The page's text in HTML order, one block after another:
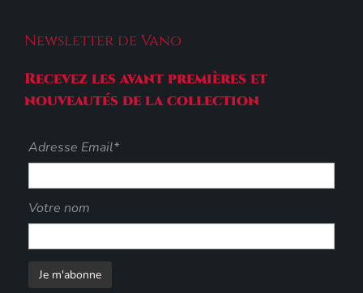
Newsletter de Vano
Recevez les avant premières et
nouveautés de la collection
Adresse Email*
Votre nom